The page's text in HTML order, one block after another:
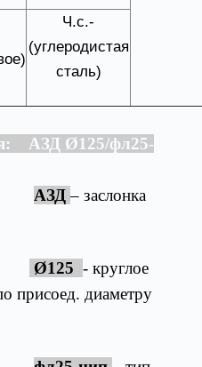
Ч.с.-
(углеродистая
сталь)
АЗД Ø125/фл25-
АЗД – заслонка
Ø125 - круглое
присоед. диаметру